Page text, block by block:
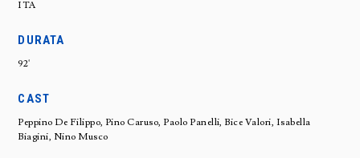
ITA
DURATA
92'
CAST
Peppino De Filippo, Pino Caruso, Paolo Panelli, Bice Valori, Isabella
Biagini, Nino Musco